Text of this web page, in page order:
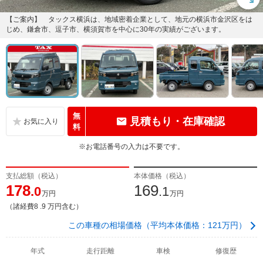
【ご案内】 タックス横浜は、地域密着企業として、地元の横浜市金沢区をは
じめ、鎌倉市、逗子市、横須賀市を中心に30年の実績がございます。
無
料
見積もり・在庫確認
※お電話番号の入力は不要です。
支払総額（税込）
178.0万円
（諸経費8 .9 万円含む）
本体価格（税込）
169.1万円
この車種の相場価格（平均本体価格：121万円）
年式 走行距離
車検
修復歴